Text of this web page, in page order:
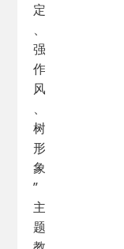
定
、
强
作
风
、
树
形
象
”
主
题